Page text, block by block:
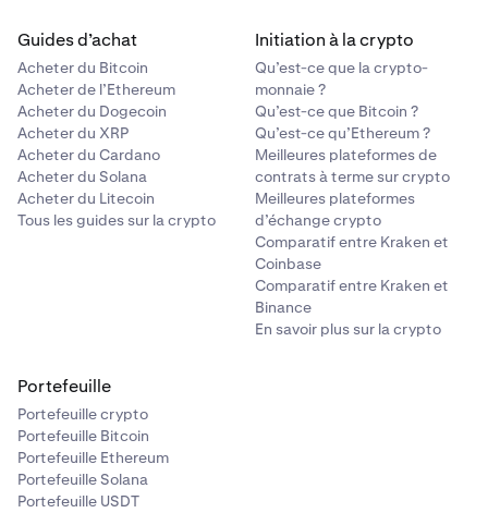
Guides d’achat
Acheter du Bitcoin
Acheter de l’Ethereum
Acheter du Dogecoin
Acheter du XRP
Acheter du Cardano
Acheter du Solana
Acheter du Litecoin
Tous les guides sur la crypto
Initiation à la crypto
Qu’est-ce que la crypto-
monnaie ?
Qu’est-ce que Bitcoin ?
Qu’est-ce qu’Ethereum ?
Meilleures plateformes de
contrats à terme sur crypto
Meilleures plateformes
d’échange crypto
Comparatif entre Kraken et
Coinbase
Comparatif entre Kraken et
Binance
En savoir plus sur la crypto
Portefeuille
Portefeuille crypto
Portefeuille Bitcoin
Portefeuille Ethereum
Portefeuille Solana
Portefeuille USDT